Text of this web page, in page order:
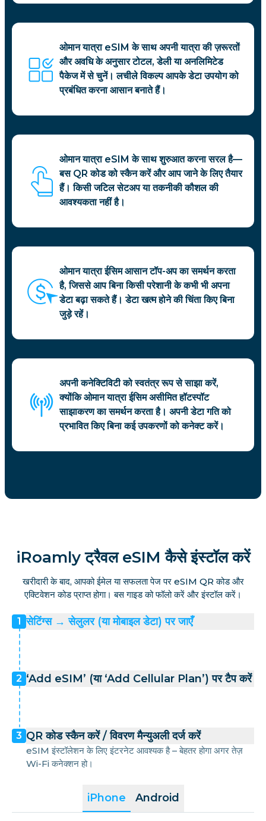
ओमान यात्रा eSIM के साथ अपनी यात्रा की ज़रूरतों
और अवधि के अनुसार टोटल, डेली या अनलिमिटेड
पैकेज में से चुनें। लचीले विकल्प आपके डेटा उपयोग को
प्रबंधित करना आसान बनाते हैं।
ओमान यात्रा eSIM के साथ शुरुआत करना सरल है—
बस QR कोड को स्कैन करें और आप जाने के लिए तैयार
हैं। किसी जटिल सेटअप या तकनीकी कौशल की
आवश्यकता नहीं है।
ओमान यात्रा ईसिम आसान टॉप-अप का समर्थन करता
है, जिससे आप बिना किसी परेशानी के कभी भी अपना
डेटा बढ़ा सकते हैं। डेटा खत्म होने की चिंता किए बिना
जुड़े रहें।
अपनी कनेक्टिविटी को स्वतंत्र रूप से साझा करें,
क्योंकि ओमान यात्रा ईसिम असीमित हॉटस्पॉट
साझाकरण का समर्थन करता है। अपनी डेटा गति को
प्रभावित किए बिना कई उपकरणों को कनेक्ट करें।
iRoamly ट्रैवल eSIM कैसे इंस्टॉल करें
खरीदारी के बाद, आपको ईमेल या सफलता पेज पर eSIM QR कोड और
एक्टिवेशन कोड प्राप्त होगा। बस गाइड को फॉलो करें और इंस्टॉल करें।
iPhone Android
1 सेटिंग्स → सेलुलर (या मोबाइल डेटा) पर जाएँ
2 ‘Add eSIM’ (या ‘Add Cellular Plan’) पर टैप करें
3 QR कोड स्कैन करें / विवरण मैन्युअली दर्ज करें
eSIM इंस्टॉलेशन के लिए इंटरनेट आवश्यक है – बेहतर होगा अगर तेज़
Wi-Fi कनेक्शन हो।